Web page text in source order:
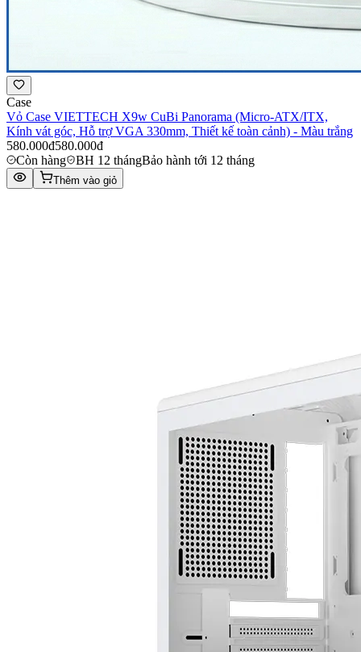
Case
Vỏ Case VIETTECH X9w CuBi Panorama (Micro-ATX/ITX,
Kính vát góc, Hỗ trợ VGA 330mm, Thiết kế toàn cảnh) - Màu trắng
580.000đ580.000đ
Còn hàng
BH 12 thángBảo hành tới 12 tháng
Thêm vào giỏ